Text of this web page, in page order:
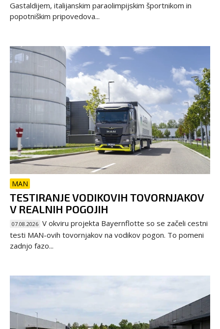
Gastaldijem, italijanskim paraolimpijskim športnikom in
popotniškim pripovedova...
MAN
TESTIRANJE VODIKOVIH TOVORNJAKOV
V REALNIH POGOJIH
07.08.2026 V okviru projekta Bayernflotte so se začeli cestni
testi MAN-ovih tovornjakov na vodikov pogon. To pomeni
zadnjo fazo...